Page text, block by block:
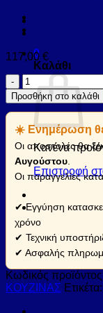
0
Καλάθι
Κανένα
Επιστροφή
117,00 €
Μπαταρία
κουζίνας
σπαστή
TOLEDO
BTD4FUW
FERRO
(BTD4FUW)
ποσότητα
Προσθήκη στο καλάθι
☀️ Ενημέρωση
Οι αποστολές θα
Αυγούστου
Οι παραγγελίες
✔ Εγγύηση
χρόνο
✔ Τεχνική
✔ Ασφαλής
Κωδικός
ΚΟΥΖΙΝΑΣ Ετικέτα: